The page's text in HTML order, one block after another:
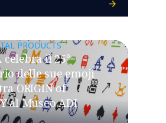
PRODUCTS
celebra il 25°
delle sue emoji
ORIGIN of
al Museo ADI